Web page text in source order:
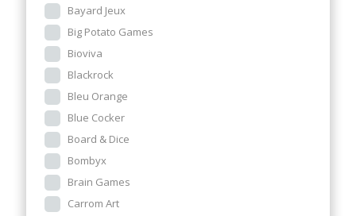
Bayard Jeux
Big Potato Games
Bioviva
Blackrock
Bleu Orange
Blue Cocker
Board & Dice
Bombyx
Brain Games
Carrom Art